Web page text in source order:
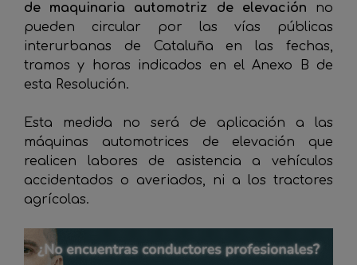
de maquinaria automotriz de elevación no
pueden circular por las vías públicas
interurbanas de Cataluña en las fechas,
tramos y horas indicados en el Anexo B de
esta Resolución.
Esta medida no será de aplicación a las
máquinas automotrices de elevación que
realicen labores de asistencia a vehículos
accidentados o averiados, ni a los tractores
agrícolas.